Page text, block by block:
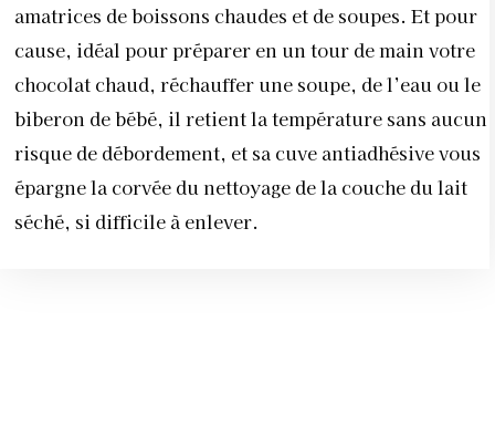
amatrices de boissons chaudes et de soupes. Et pour
cause, idéal pour préparer en un tour de main votre
chocolat chaud, réchauffer une soupe, de l’eau ou le
biberon de bébé, il retient la température sans aucun
risque de débordement, et sa cuve antiadhésive vous
épargne la corvée du nettoyage de la couche du lait
séché, si difficile à enlever.